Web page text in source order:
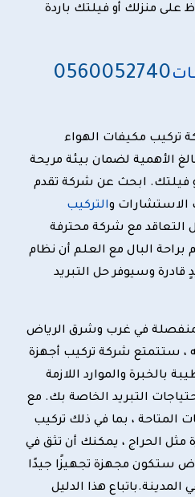
على منزلك أو فيلتك باردة
0560052740
تركيب مكيفات الهواء
الأهمية لضمان بيئة مريحة
فيلتك. ابحث عن شركة تقدم
الاستشارات والتركيب
التعاقد مع شركة محترفة
البال مع العلم أن نظام
قادرة وسيوفر حل التبريد
في غرب وشرق الرياض
، ستتمتع شركة تركيب أجهزة
والموارد اللازمة
التبريد الخاصة بك. مع
، بما في ذلك تركيب
مثل الحراج ، يمكنك أن تثق في
ستكون مجهزة تجهيزًا جيدًا
المدينة.باتباع هذا الدليل